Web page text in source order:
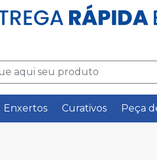
Enxertos Curativos Peça